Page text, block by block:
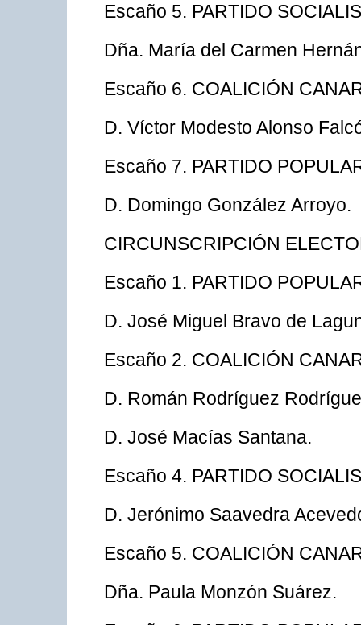
Escaño 5. PARTIDO
Dña. María del Carmen
Escaño 6. COALICIÓN
D. Víctor Modesto Alonso
Escaño 7. PARTIDO
D. Domingo González Arroyo.
CIRCUNSCRIPCIÓN
Escaño 1. PARTIDO
D. José Miguel Bravo de
Escaño 2. COALICIÓN
D. Román Rodríguez
D. José Macías Santana.
Escaño 4. PARTIDO
D. Jerónimo Saavedra
Escaño 5. COALICIÓN
Dña. Paula Monzón Suárez.